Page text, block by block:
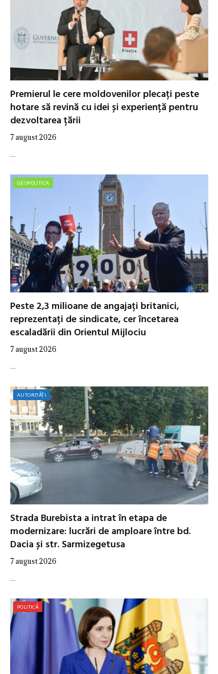
Premierul le cere moldovenilor plecați peste
hotare să revină cu idei și experiență pentru
dezvoltarea țării
7 august 2026
…
GEOPOLITICA
Peste 2,3 milioane de angajați britanici,
reprezentați de sindicate, cer încetarea
escaladării din Orientul Mijlociu
7 august 2026
…
AUTORITĂȚI
Strada Burebista a intrat în etapa de
modernizare: lucrări de amploare între bd.
Dacia și str. Sarmizegetusa
7 august 2026
…
POLITICĂ